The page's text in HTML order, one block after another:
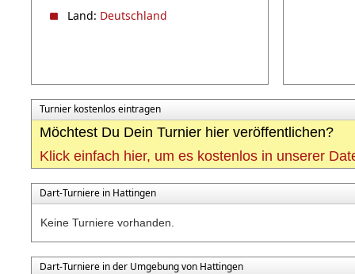
Land: Deutschland
Turnier kostenlos eintragen
Möchtest Du Dein Turnier hier veröffentlichen?
Klick einfach hier, um es kostenlos in unserer
Dart-Turniere in Hattingen
Keine Turniere vorhanden.
Dart-Turniere in der Umgebung von Hattingen